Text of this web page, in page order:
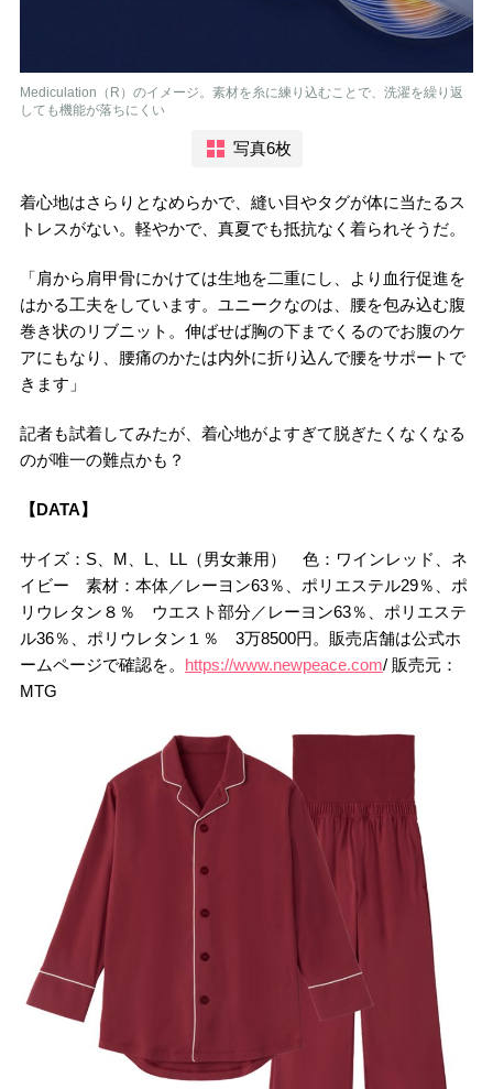
Mediculation（R）のイメージ。素材を糸に練り込むことで、洗濯を繰り返
しても機能が落ちにくい
写真6枚
着心地はさらりとなめらかで、縫い目やタグが体に当たるス
トレスがない。軽やかで、真夏でも抵抗なく着られそうだ。
「肩から肩甲骨にかけては生地を二重にし、より血行促進を
はかる工夫をしています。ユニークなのは、腰を包み込む腹
巻き状のリブニット。伸ばせば胸の下までくるのでお腹のケ
アにもなり、腰痛のかたは内外に折り込んで腰をサポートで
きます」
記者も試着してみたが、着心地がよすぎて脱ぎたくなくなる
のが唯一の難点かも？
【DATA】
サイズ：S、M、L、LL（男女兼用） 色：ワインレッド、ネ
イビー 素材：本体／レーヨン63％、ポリエステル29％、ポ
リウレタン８％ ウエスト部分／レーヨン63％、ポリエステ
ル36％、ポリウレタン１％ 3万8500円。販売店舗は公式ホ
ームページで確認を。 https://www.newpeace.com/ 販売元：
MTG